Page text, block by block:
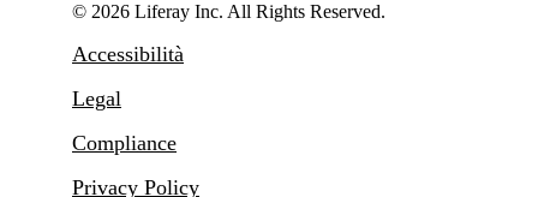
© 2026 Liferay Inc. All Rights Reserved.
Accessibilità
Legal
Compliance
Privacy Policy